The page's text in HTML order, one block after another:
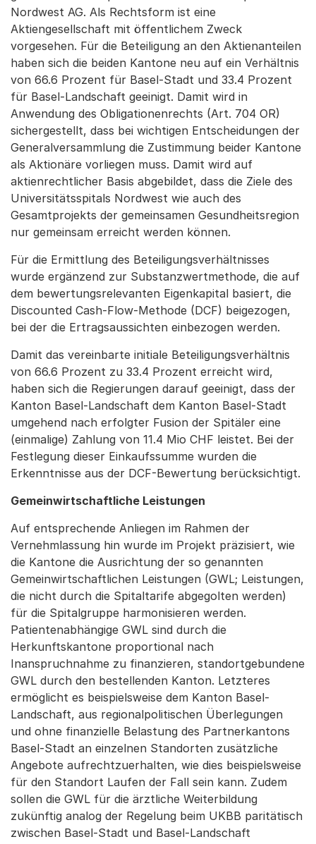
Nordwest AG. Als Rechtsform ist eine
Aktiengesellschaft mit öffentlichem Zweck
vorgesehen. Für die Beteiligung an den Aktienanteilen
haben sich die beiden Kantone neu auf ein Verhältnis
von 66.6 Prozent für Basel-Stadt und 33.4 Prozent
für Basel-Landschaft geeinigt. Damit wird in
Anwendung des Obligationenrechts (Art. 704 OR)
sichergestellt, dass bei wichtigen Entscheidungen der
Generalversammlung die Zustimmung beider Kantone
als Aktionäre vorliegen muss. Damit wird auf
aktienrechtlicher Basis abgebildet, dass die Ziele des
Universitätsspitals Nordwest wie auch des
Gesamtprojekts der gemeinsamen Gesundheitsregion
nur gemeinsam erreicht werden können.
Für die Ermittlung des Beteiligungsverhältnisses
wurde ergänzend zur Substanzwertmethode, die auf
dem bewertungsrelevanten Eigenkapital basiert, die
Discounted Cash-Flow-Methode (DCF) beigezogen,
bei der die Ertragsaussichten einbezogen werden.
Damit das vereinbarte initiale Beteiligungsverhältnis
von 66.6 Prozent zu 33.4 Prozent erreicht wird,
haben sich die Regierungen darauf geeinigt, dass der
Kanton Basel-Landschaft dem Kanton Basel-Stadt
umgehend nach erfolgter Fusion der Spitäler eine
(einmalige) Zahlung von 11.4 Mio CHF leistet. Bei der
Festlegung dieser Einkaufssumme wurden die
Erkenntnisse aus der DCF-Bewertung berücksichtigt.
Gemeinwirtschaftliche Leistungen
Auf entsprechende Anliegen im Rahmen der
Vernehmlassung hin wurde im Projekt präzisiert, wie
die Kantone die Ausrichtung der so genannten
Gemeinwirtschaftlichen Leistungen (GWL; Leistungen,
die nicht durch die Spitaltarife abgegolten werden)
für die Spitalgruppe harmonisieren werden.
Patientenabhängige GWL sind durch die
Herkunftskantone proportional nach
Inanspruchnahme zu finanzieren, standortgebundene
GWL durch den bestellenden Kanton. Letzteres
ermöglicht es beispielsweise dem Kanton Basel-
Landschaft, aus regionalpolitischen Überlegungen
und ohne finanzielle Belastung des Partnerkantons
Basel-Stadt an einzelnen Standorten zusätzliche
Angebote aufrechtzuerhalten, wie dies beispielsweise
für den Standort Laufen der Fall sein kann. Zudem
sollen die GWL für die ärztliche Weiterbildung
zukünftig analog der Regelung beim UKBB paritätisch
zwischen Basel-Stadt und Basel-Landschaft